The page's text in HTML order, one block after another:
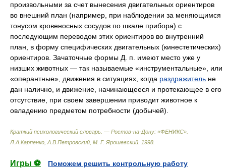
произвольными за счет вынесения двигательных ориентиров
во внешний план (например, при наблюдении за меняющимся
тонусом кровеносных сосудов по шкале прибора) с
последующим переводом этих ориентиров во внутренний
план, в форму специфических двигательных (кинестетических)
ориентиров. Зачаточные формы Д. п. имеют место уже у
низших животных — так называемые «инструментальные», или
«оперантные», движения в ситуациях, когда раздражитель не
дан налично, и движение, начинающееся и протекающее в его
отсутствие, при своем завершении приводит животное к
овладению предметом потребности (добычей).
Краткий психологический словарь. — Ростов-на-Дону: «ФЕНИКС»
Л.А.Карпенко, А.В.Петровский, М. Г. Ярошевский 1998
Игры ⚽
Поможем решить контрольную работу